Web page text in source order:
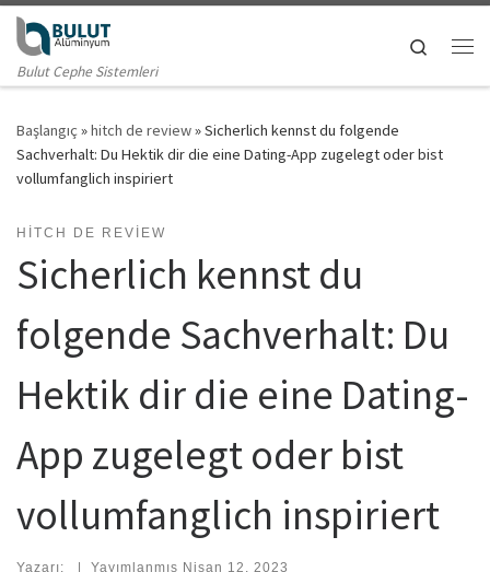
Skip to content
Bulut Cephe Sistemleri
Search
Başlangıç »hitch de review»Sicherlich kennst du folgende
Sachverhalt: Du Hektik dir die eine Dating-App zugelegt oder bist
vollumfanglich inspiriert
HITCH DE REVIEW
Sicherlich kennst du
folgende Sachverhalt: Du
Hektik dir die eine Dating-
App zugelegt oder bist
vollumfanglich inspiriert
Yazarı: | Yayımlanmış Nisan 12, 2023